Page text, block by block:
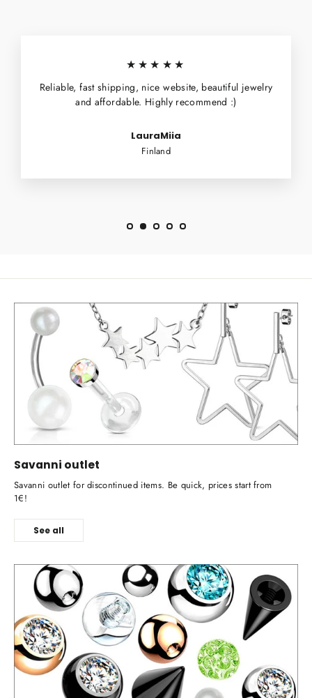
★★★★★
Reliable, fast shipping, nice website, beautiful jewelry
and affordable. Highly recommend :)
LauraMiia
Finland
Savanni outlet
Savanni outlet for discontinued items. Be quick, prices start from
1€!
See all